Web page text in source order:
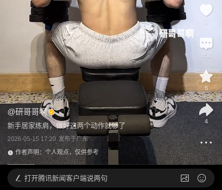
@研哥哥啊
新手居家练肩，做好这两个动作就够了
2026-05-15 17:20 发布于广东
作者声明：个人观点，仅供参考
3
评论
6
4
打开腾讯新闻客户端说两句